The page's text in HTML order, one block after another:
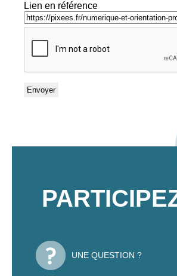
Lien en référence
UNE QUESTION ?